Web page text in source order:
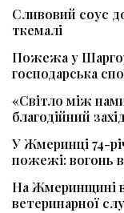
Сливовий соус
ткемалі
Пожежа у
господарська
«Світло між
благодійний
У Жмеринці 74-
пожежі: вогонь
На Жмеринщині
ветеринарної